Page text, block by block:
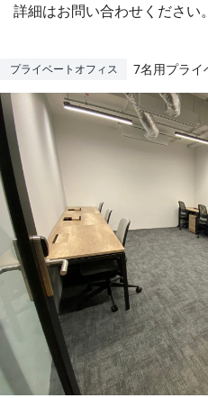
詳細はお問い合わせください。
プライベートオフィス 7名用プライ